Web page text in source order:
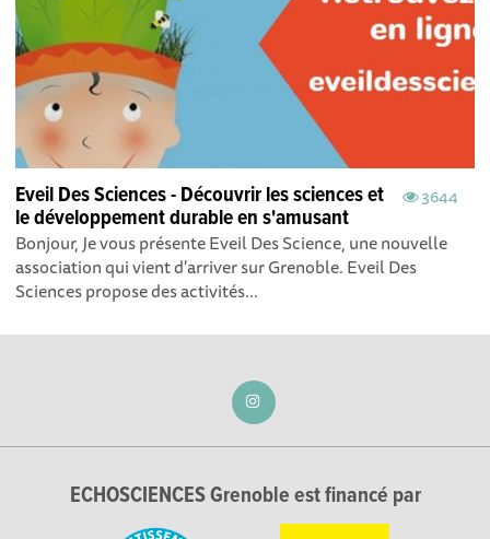
3644
Eveil Des Sciences - Découvrir les sciences et
le développement durable en s'amusant
Bonjour, Je vous présente Eveil Des Science, une nouvelle
association qui vient d'arriver sur Grenoble. Eveil Des
Sciences propose des activités...
ECHOSCIENCES Grenoble est financé par